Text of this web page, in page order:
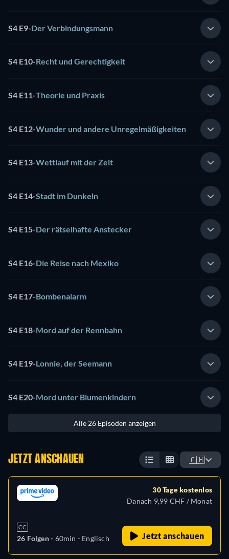
S4 E9-Der Verbindungsmann
S4 E10-Recht und Gerechtigkeit
S4 E11-Theorie und Praxis
S4 E12-Wunder und andere Unregelmäßigkeiten
S4 E13-Wettlauf mit der Zeit
S4 E14-Stadt im Dunkeln
S4 E15-Der rätselhafte Anstecker
S4 E16-Die Reise nach Mexiko
S4 E17-Bombenalarm
S4 E18-Mord auf der Rennbahn
S4 E19-Lonnie, der Seemann
S4 E20-Mord unter Blumenkindern
Alle 26 Episoden anzeigen
JETZT ANSCHAUEN 🇨🇭
CC
26 Folgen - 60min - Englisch
30 Tage kostenlos
Danach 9,99 CHF / Monat
Jetzt anschauen